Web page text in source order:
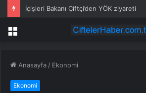
İçişleri Bakanı Çiftçi’den YÖK ziyareti
Menü
Anasayfa / Ekonomi
Ekonomi